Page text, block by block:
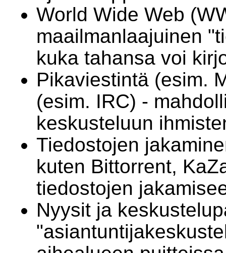
World Wide Web
maailmanlaajuinen
kuka tahansa voi
Pikaviestintä (esim.
(esim. IRC) -
keskusteluun
Tiedostojen
kuten Bittorrent,
tiedostojen
Nyysit ja